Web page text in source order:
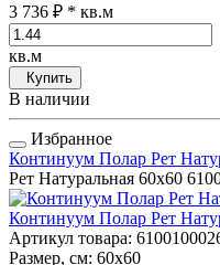
3 736 ₽ * кв.м
кв.м
Купить
В наличии
Избранное
Континуум Полар Рет
Рет Натуральная 60x60
Континуум Полар Рет
Артикул товара:
Размер, см: 60x60